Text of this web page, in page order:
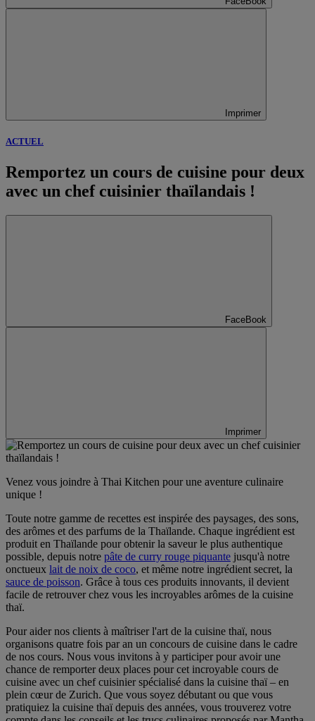
Imprimer
ACTUEL
Remportez un cours de cuisine pour deux
avec un chef cuisinier thaïlandais !
FaceBook
Imprimer
Venez vous joindre à Thai Kitchen pour une aventure culinaire
unique !
Toute notre gamme de recettes est inspirée des paysages, des sons,
des arômes et des parfums de la Thaïlande. Chaque ingrédient est
produit en Thaïlande pour obtenir la saveur le plus authentique
possible, depuis notre pâte de curry rouge piquante jusqu'à notre
onctueux lait de noix de coco, et même notre ingrédient secret, la
sauce de poisson. Grâce à tous ces produits innovants, il devient
facile de retrouver chez vous les incroyables arômes de la cuisine
thaï.
Pour aider nos clients à maîtriser l'art de la cuisine thaï, nous
organisons quatre fois par an un concours de cuisine dans le cadre
de nos cours. Nous vous invitons à y participer pour avoir une
chance de remporter deux places pour cet incroyable cours de
cuisine avec un chef cuisinier spécialisé dans la cuisine thaï – en
plein cœur de Zurich. Que vous soyez débutant ou que vous
pratiquiez la cuisine thaï depuis des années, vous trouverez votre